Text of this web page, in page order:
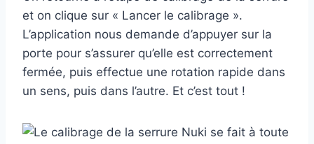
et on clique sur « Lancer le calibrage ».
L’application nous demande d’appuyer sur la
porte pour s’assurer qu’elle est correctement
fermée, puis effectue une rotation rapide dans
un sens, puis dans l’autre. Et c’est tout !